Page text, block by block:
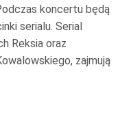
koncertu będą
serialu. Serial
Reksia oraz
zajmują